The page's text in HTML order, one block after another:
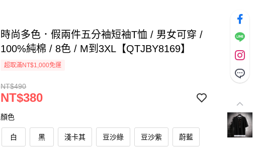
時尚多色．假兩件五分袖短袖T恤 / 男女可穿 /
100%純棉 / 8色 / M到3XL【QTJBY8169】
超取滿NT$1,000免運
NT$490
NT$380
顏色
白 黑 淺卡其 豆沙綠 豆沙紫 蔚藍